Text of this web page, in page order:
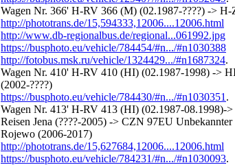
Wagen Nr. 366' H-RV 366 (M) (02.1987-????) ->
http://phototrans.de/15,594333,12006....12006.html
http://www.db-regionalbus.de/regional...061992.jpg
https://busphoto.eu/vehicle/784454/#n.../#n1030388
http://fotobus.msk.ru/vehicle/1324429.../#n1687324.
Wagen Nr. 410' H-RV 410 (HI) (02.1987-1998) ->
(2002-????)
https://busphoto.eu/vehicle/784430/#n.../#n1030351 .
Wagen Nr. 413' H-RV 413 (HI) (02.1987-08.1998)-
Reisen Jena (????-2005) -> CZN 97EU
Rojewo (2006-2017)
http://phototrans.de/15,627684,12006....12006.html
https://busphoto.eu/vehicle/784231/#n.../#n1030093.